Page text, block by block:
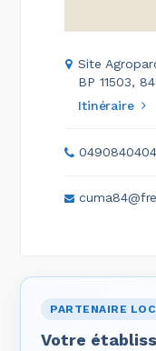
Site
BP 11503,
Itinéraire
0490840404
PARTENAIRE
Votre